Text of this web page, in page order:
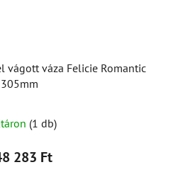
vágott váza Felicie Romantic
305mm
(1 db)
283 Ft